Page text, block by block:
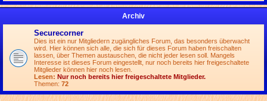
Archiv
Securecorner
Dies ist ein nur Mitgliedern zugängliches Forum, das besonders überwacht
wird. Hier können sich alle, die sich für dieses Forum haben freischalten
lassen, über Themen austauschen, die nicht jeder lesen soll. Mangels
Interesse ist dieses Forum eingestellt, nur noch bereits hier freigeschaltete
Mitglieder können hier noch lesen.
Lesen: Nur noch bereits hier freigeschaltete Mitglieder.
Themen: 72